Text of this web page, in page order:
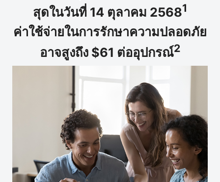
สุดในวันที่ 14 ตุลาคม 25681
ค่าใช้จ่ายในการรักษาความปลอดภัย
อาจสูงถึง $61 ต่ออุปกรณ์2